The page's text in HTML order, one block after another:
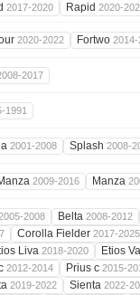
2017-2020 Rapid 2020-
2020-2022 Fortwo 2014-
2017
1991
2001-2008 Splash 2008-
2009-2016 Manza
2008 Belta 2008-2012
Corolla Fielder 2017-2025
Liva 2018-2020
Etios
2012-2014 Prius c 2015-
2019-2022 Sienta 2022-